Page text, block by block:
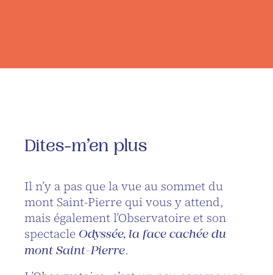
Dites-m’en plus
Il n’y a pas que la vue au sommet du
mont Saint-Pierre qui vous y attend,
mais également l’Observatoire et son
spectacle Odyssée, la face cachée du
mont Saint-Pierre.